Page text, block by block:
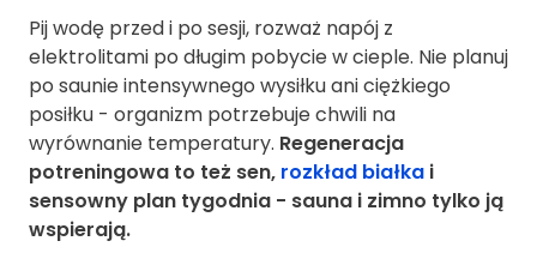
Pij wodę przed i po sesji, rozważ napój z
elektrolitami po długim pobycie w cieple. Nie planuj
po saunie intensywnego wysiłku ani ciężkiego
posiłku - organizm potrzebuje chwili na
wyrównanie temperatury. Regeneracja
potreningowa to też sen, rozkład białka i
sensowny plan tygodnia - sauna i zimno tylko ją
wspierają.